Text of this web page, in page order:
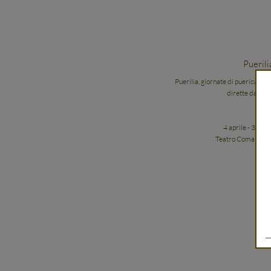
Puerilia, giornate di
dirette da
4 aprile - 3
Teatro Comandini